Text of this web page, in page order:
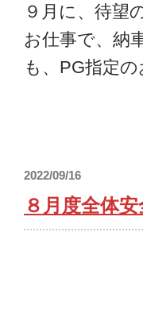
９月に、待望
お仕事で、納
も、PG指定
2022/09/16
８月度全体